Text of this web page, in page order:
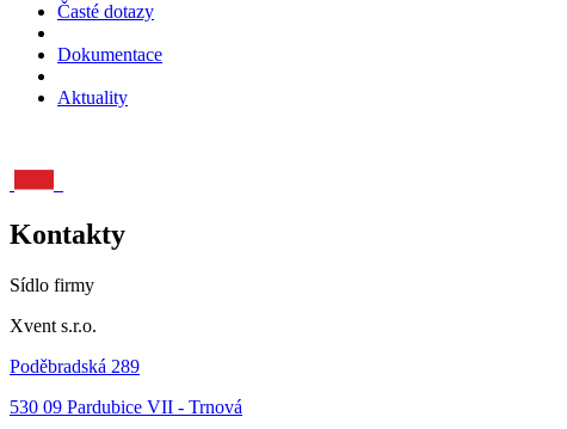
Časté dotazy
Dokumentace
Aktuality
Kontakty
Sídlo firmy
Xvent s.r.o.
Poděbradská 289
530 09 Pardubice VII - Trnová